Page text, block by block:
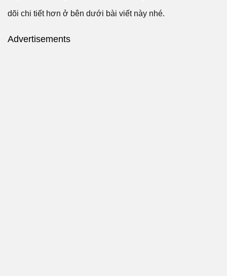
dõi chi tiết hơn ở bên dưới bài viết này nhé.
Advertisements